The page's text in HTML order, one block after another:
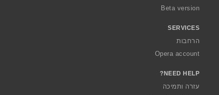
Beta version
SERVICES
הרחבות
Opera account
NEED HELP?
עזרה ותמיכה